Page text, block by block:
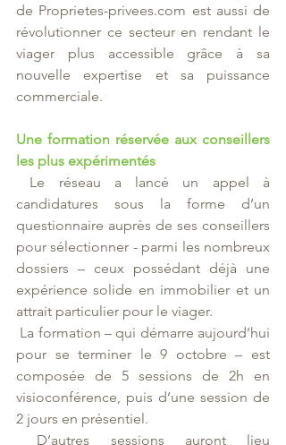
de Proprietes-privees.com est aussi de
révolutionner ce secteur en rendant le
viager plus accessible grâce à sa
nouvelle expertise et sa puissance
commerciale.
Une formation réservée aux conseillers
les plus expérimentés
candidatures sous la forme d’un
questionnaire auprès de ses conseillers
pour sélectionner - parmi les nombreux
dossiers – ceux possédant déjà une
expérience solide en immobilier et un
attrait particulier pour le viager.
pour se terminer le 9 octobre – est
composée de 5 sessions de 2h en
visioconférence, puis d’une session de
2 jours en présentiel.